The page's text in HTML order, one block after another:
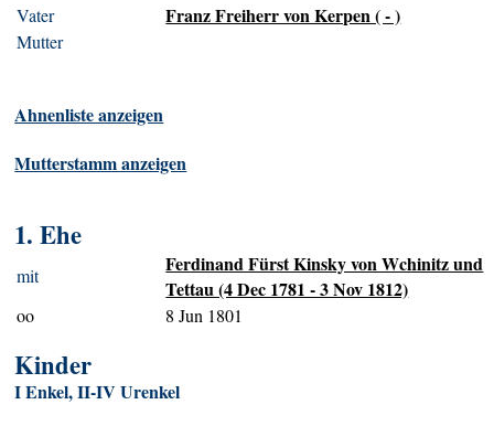
Vater
Franz Freiherr von Kerpen ( - )
Mutter
Ahnenliste anzeigen
Mutterstamm anzeigen
1. Ehe
mit
Ferdinand Fürst Kinsky von Wchinitz und
Tettau (4 Dec 1781 - 3 Nov 1812)
oo 8 Jun 1801
Kinder
I Enkel, II-IV Urenkel